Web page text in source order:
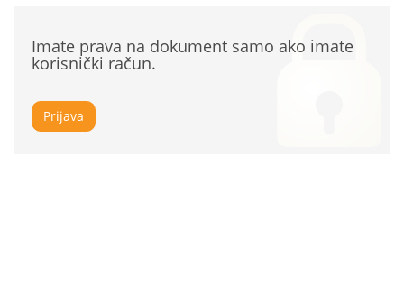
Imate prava na dokument samo ako imate
korisnički račun.
Prijava